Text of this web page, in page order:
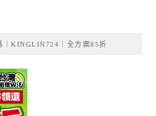
｜KINGLIN724｜全方案85折